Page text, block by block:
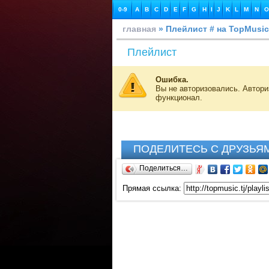
0-9 A B C D E F G H I J K L M N O
главная » Плейлист # на TopMusic
Плейлист
Ошибка.
Вы не авторизовались.
функционал.
ПОДЕЛИТЕСЬ С
Поделиться…
Прямая ссылка: